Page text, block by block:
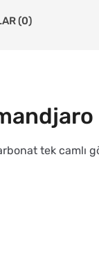
(0)
tek camlı